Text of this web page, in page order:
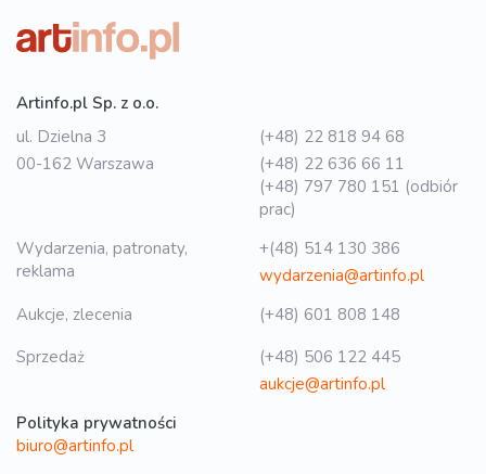
Artinfo.pl Sp. z o.o.
ul. Dzielna 3
00-162 Warszawa
(+48) 22 818 94 68
(+48) 22 636 66 11
(+48) 797 780 151 (odbiór
prac)
Wydarzenia, patronaty,
reklama
+(48) 514 130 386
wydarzenia@artinfo.pl
Aukcje, zlecenia
(+48) 601 808 148
Sprzedaż
(+48) 506 122 445
aukcje@artinfo.pl
Polityka prywatności
biuro@artinfo.pl